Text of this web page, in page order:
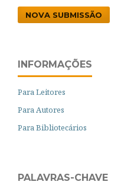
NOVA SUBMISSÃO
INFORMAÇÕES
Para Leitores
Para Autores
Para Bibliotecários
PALAVRAS-CHAVE